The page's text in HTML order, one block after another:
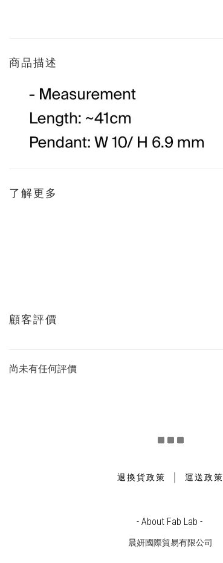
商品描述
了解更多
顧客評價
尚未有任何評價
退換貨政策 ｜ 運送政策
- About Fab Lab -
晨妍國際貿易有限公司